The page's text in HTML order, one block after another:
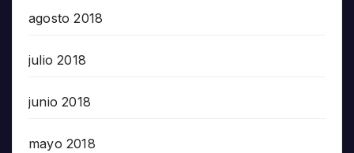
agosto 2018
julio 2018
junio 2018
mayo 2018